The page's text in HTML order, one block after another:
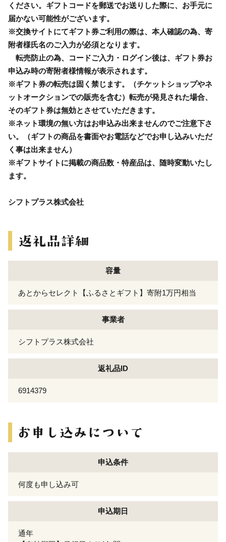
ください。ギフトコードを郵送でお送りした際に、お手元に
届かない可能性がございます。
※交換サイトにてギフト券ご利用の際は、本人確認の為、寄
附者様氏名のご入力が必須となります。
転売防止の為、コードご入力・ログイン後は、ギフト券お
申込み時の寄附者様情報が表示されます。
※ギフト券の転売は固く禁じます。（チケットショップやネ
ットオークションでの販売を含む）転売が発見された場合、
そのギフト券は無効とさせていただきます。
※ネット環境の無い方はお申込み出来ませんのでご注意下さ
い。（ギフトの商品を書面やお電話などでお申し込みいただ
く事は出来ません）
※ギフトサイトに掲載の商品数・特産品は、随時変動いたし
ます。
シフトプラス株式会社
容量
あとからセレクト【ふるさとギフト】寄附1万円相当
事業者
シフトプラス株式会社
返礼品ID
6914379
申込条件
何度も申し込み可
申込期日
通年